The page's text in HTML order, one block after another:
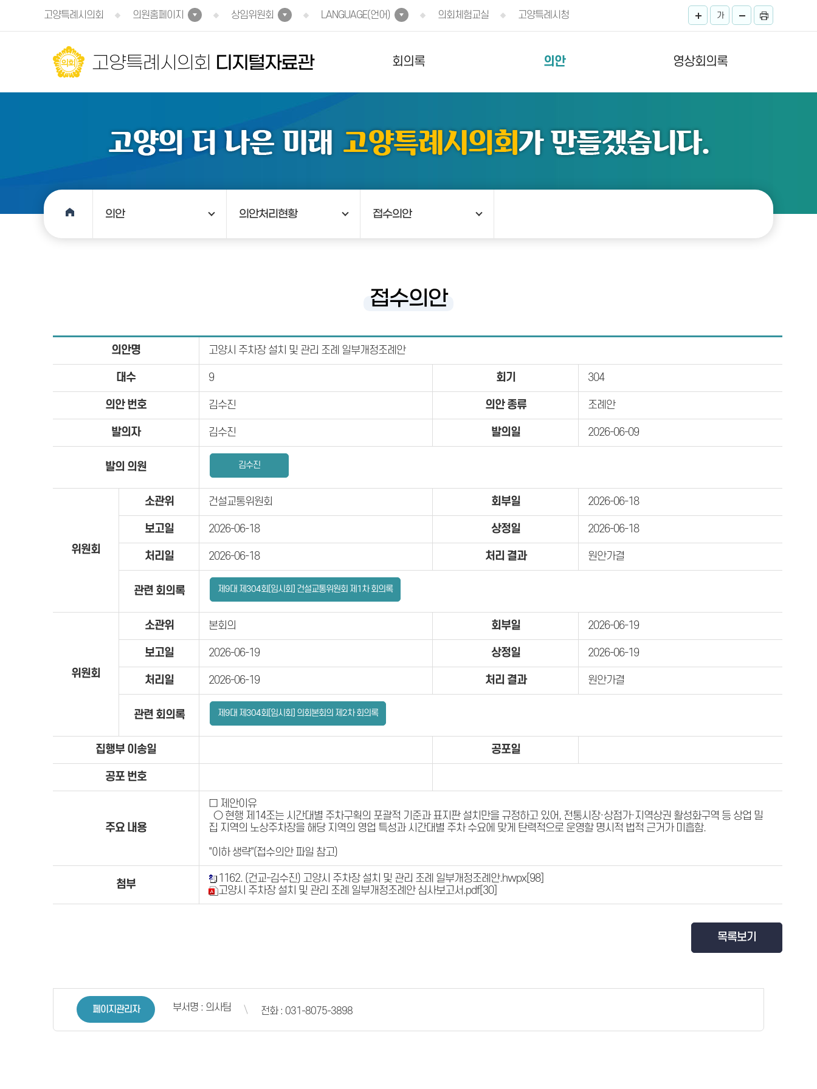
고양특례시의회
의원홈페이지 상임위원회 LANGUAGE(언어) 의회체험교실 고양특례시청 가
고양특례시의회 디지털자료관 회의록 의안 영상회의록
의안 의안처리현황 접수의안
접수의안
의안명 고양시 주차장 설치 및 관리 조례 일부개정조례안
대수 9 회기 304
의안 번호 김수진 의안 종류 조례안
발의자 김수진 발의일 2026-06-09
발의 의원 김수진
위원회
소관위 건설교통위원회 회부일 2026-06-18
보고일 2026-06-18 상정일 2026-06-18
처리일 2026-06-18 처리 결과 원안가결
관련 회의록 제9대 제304회[임시회] 건설교통위원회 제1차 회의록
위원회
소관위 본회의 회부일 2026-06-19
보고일 2026-06-19 상정일 2026-06-19
처리일 2026-06-19 처리 결과 원안가결
관련 회의록 제9대 제304회[임시회] 의회본회의 제2차 회의록
집행부 이송일 공포일
공포 번호
주요 내용
□ 제안이유
○ 현행 제14조는 시간대별 주차구획의 포괄적 기준과 표지판 설치만을 규정하고 있어, 전통시장·상점가·지역상권 활성화구역 등 상업 밀
집 지역의 노상주차장을 해당 지역의 영업 특성과 시간대별 주차 수요에 맞게 탄력적으로 운영할 명시적 법적 근거가 미흡함.
"이하 생략"(접수의안 파일 참고)
첨부 1162. (건교-김수진) 고양시 주차장 설치 및 관리 조례 일부개정조례안.hwpx[98]
고양시 주차장 설치 및 관리 조례 일부개정조례안 심사보고서.pdf[30]
목록보기
페이지관리자 부서명 : 의사팀 전화 : 031-8075-3898